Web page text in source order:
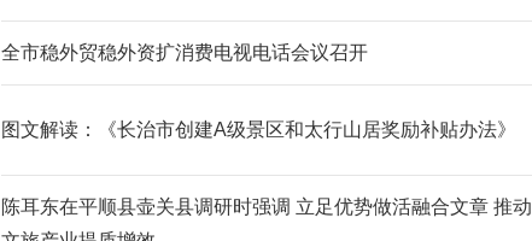
全市稳外贸稳外资扩消费电视电话会议召开
图文解读：《长治市创建A级景区和太行山居奖励补贴办法》
陈耳东在平顺县壶关县调研时强调 立足优势做活融合文章 推动